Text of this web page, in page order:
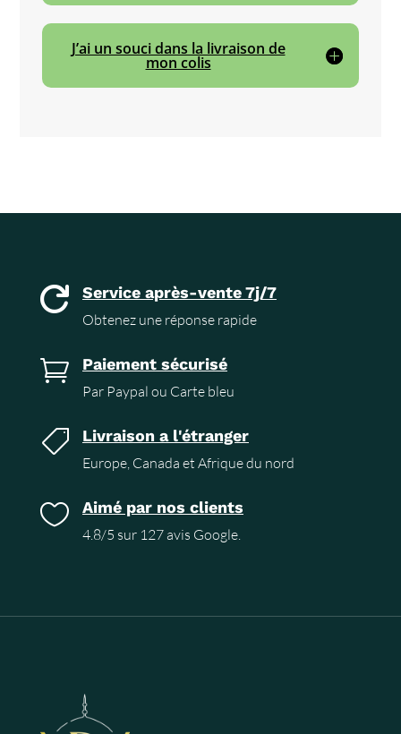
J’ai un souci dans la livraison de
mon colis
 Service après-vente 7j/7
Obtenez une réponse rapide
 Paiement sécurisé
Par Paypal ou Carte bleu
 Livraison a l'étranger
Europe, Canada et Afrique du nord
 Aimé par nos clients
4.8/5 sur 127 avis Google.